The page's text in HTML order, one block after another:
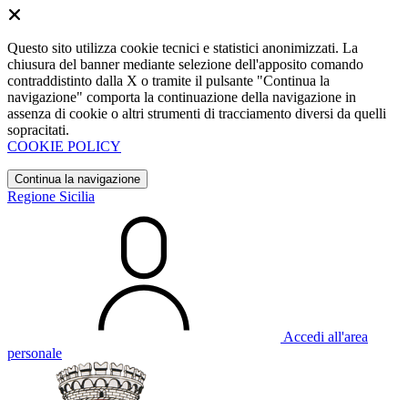
Questo sito utilizza cookie tecnici e statistici anonimizzati. La
chiusura del banner mediante selezione dell'apposito comando
contraddistinto dalla X o tramite il pulsante "Continua la
navigazione" comporta la continuazione della navigazione in
assenza di cookie o altri strumenti di tracciamento diversi da quelli
sopracitati.
COOKIE POLICY
Continua la navigazione
Regione Sicilia
Accedi all'area
personale